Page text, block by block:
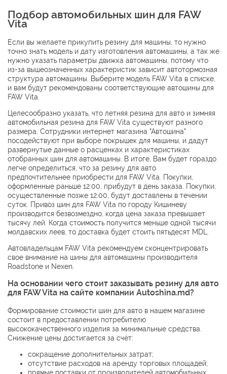
Подбор автомобильных шин для FAW
Vita
Если вы желаете прикупить резину для машины, то нужно
точно знать модель и дату изготовления автомашины, а так же
нужно указать параметры движка автомашины, потому что
из-за вышеозначенных характеристик зависит автотормозная
структура автомашины. Выберите модель FAW Vita в списке,
и вам будут рекомендованы соответствующие автошины для
FAW Vita.
Целесообразно указать, что летняя резина для авто и зимняя
автомобильная резина для FAW Vita существуют разного
размера. Сотрудники интернет магазина "Автошина"
посодействуют при выборе покрышек для машины, и дадут
развернутые данные о расценках и характеристиках
отобранных шин для автомашины. В итоге, Вам будет гораздо
легче определиться, что за резину для авто
предпочтительнее приобрести для FAW Vita. Покупки,
оформленные раньше 12:00, прибудут в день заказа. Покупки,
осуществленные позже 12:00, будут доставлены в течении
суток. Привоз шин для FAW Vita по городу Кишиневу
производится безвозмездно, когда цена заказа превышает
тысячу лей. Когда стоимость получится меньше одной тысячи
молдавских леев, то доставка будет стоить пятьдесят MDL.
Автовладельцам FAW Vita рекомендуем сконцентрировать
свое внимание на шины для автомашины производителя
Roadstone и Nexen
На основании чего стоит заказывать резину для авто
для FAW Vita на сайте компании Autoshina.md?
Формирование стоимости шин для авто в нашем магазине
состоит в предоставлении потребителю
высококачественного изделия за минимальные средства.
Снижение цены достигается за счёт:
сокращение дополнительных затрат;
отсутствие расходов на аренду торговых площадей;
прямые поставки от производителей автомобильных